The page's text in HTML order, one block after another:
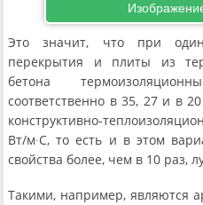
Это значит, что при
перекрытия и плиты из
бетона
соответственно в 35, 27 и в
конструктивно-
Вт/м∙С, то есть и в этом
свойства более, чем в 10 раз,
Такими, например, являются